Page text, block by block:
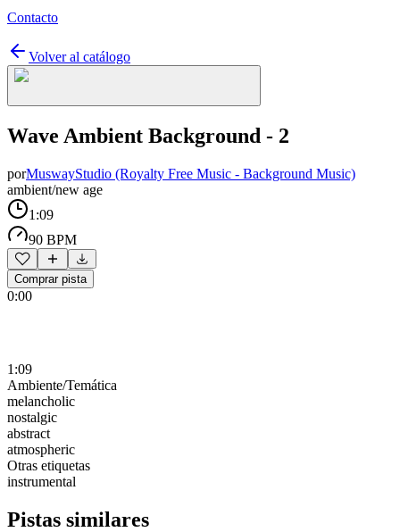
Contacto
Volver al catálogo
Wave Ambient Background - 2
porMuswayStudio (Royalty Free Music - Background Music)
ambient/new age
1:09
90 BPM
Comprar pista
0:00
1:09
Ambiente/Temática
melancholic
nostalgic
abstract
atmospheric
Otras etiquetas
instrumental
Pistas similares